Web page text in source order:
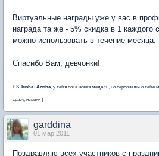
Виртуальные награды уже у вас в
награда та же - 5% скидка в 1 каждого
можно использовать в течение месяца.
Спасибо Вам, девчонки!
P.S. Irisha+Arisha , у тебя пока новая медаль, но персонально
сразу, извини )
garddina
01 мар 2011
Поздравляю всех участников с